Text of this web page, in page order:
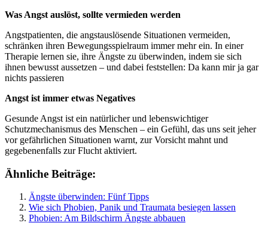
Was Angst auslöst, sollte vermieden werden
Angstpatienten, die angstauslösende Situationen vermeiden,
schränken ihren Bewegungsspielraum immer mehr ein. In einer
Therapie lernen sie, ihre Ängste zu überwinden, indem sie sich
ihnen bewusst aussetzen – und dabei feststellen: Da kann mir ja gar
nichts passieren
Angst ist immer etwas Negatives
Gesunde Angst ist ein natürlicher und lebenswichtiger
Schutzmechanismus des Menschen – ein Gefühl, das uns seit jeher
vor gefährlichen Situationen warnt, zur Vorsicht mahnt und
gegebenenfalls zur Flucht aktiviert.
Ähnliche Beiträge:
Ängste überwinden: Fünf Tipps
Wie sich Phobien, Panik und Traumata besiegen lassen
Phobien: Am Bildschirm Ängste abbauen